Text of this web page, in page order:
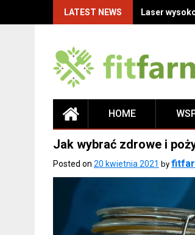
LATEST NEWS Laser
HOME
Jak wybrać zdrowe i
Posted on 20 kwietnia 2021 by